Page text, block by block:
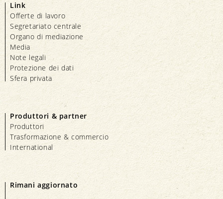
Link
Offerte di lavoro
Segretariato centrale
Organo di mediazione
Media
Note legali
Protezione dei dati
Sfera privata
Produttori & partner
Produttori
Trasformazione & commercio
International
Rimani aggiornato